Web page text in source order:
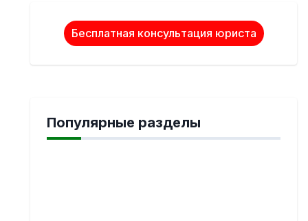
Бесплатная консультация юриста
Популярные разделы